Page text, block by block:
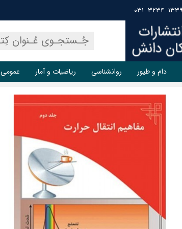
دام و طیور روانشناسی ریاضیات و آمار عمومی